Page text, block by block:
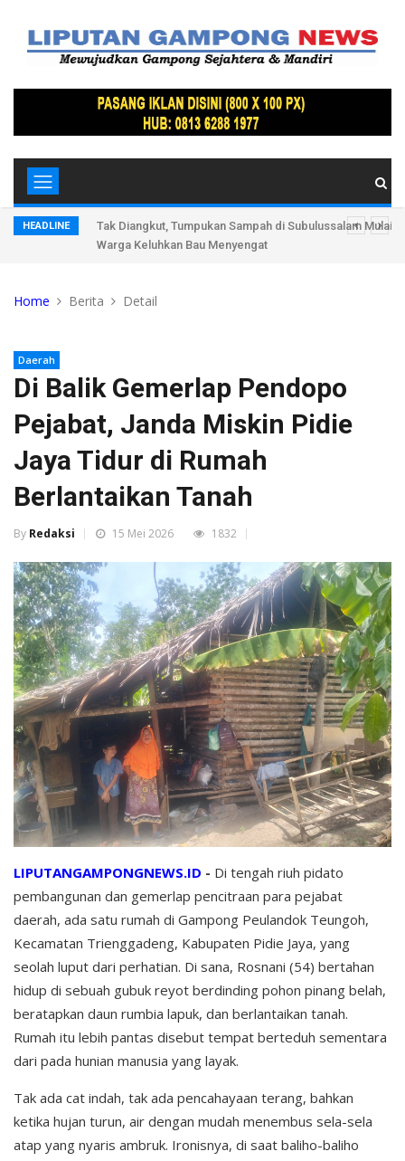
HEADLINE
Tak Diangkut, Tumpukan Sampah di Subulussalam Mulai
Warga Keluhkan Bau Menyengat
Home Berita Detail
Daerah
Di Balik Gemerlap Pendopo
Pejabat, Janda Miskin Pidie
Jaya Tidur di Rumah
Berlantaikan Tanah
By Redaksi 15 Mei 2026 1832
LIPUTANGAMPONGNEWS.ID - Di tengah riuh pidato
pembangunan dan gemerlap pencitraan para pejabat
daerah, ada satu rumah di Gampong Peulandok Teungoh,
Kecamatan Trienggadeng, Kabupaten Pidie Jaya, yang
seolah luput dari perhatian. Di sana, Rosnani (54) bertahan
hidup di sebuah gubuk reyot berdinding pohon pinang belah,
beratapkan daun rumbia lapuk, dan berlantaikan tanah.
Rumah itu lebih pantas disebut tempat berteduh sementara
dari pada hunian manusia yang layak.
Tak ada cat indah, tak ada pencahayaan terang, bahkan
ketika hujan turun, air dengan mudah menembus sela-sela
atap yang nyaris ambruk. Ironisnya, di saat baliho-baliho